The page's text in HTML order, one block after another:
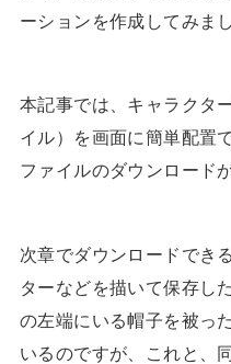
ーションを作成してみまし
本記事では、キャラクタ
イル）を画面に簡単配置
ファイルのダウンロード
次章でダウンロードでき
ターなどを描いて保存し
の左端にいる帽子を被っ
いるのですが、これと、